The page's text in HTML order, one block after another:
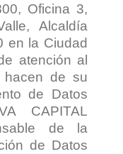
Oficina 3,
Alcaldía
en la Ciudad
atención al
hacen de su
de Datos
CAPITAL
de la
de Datos